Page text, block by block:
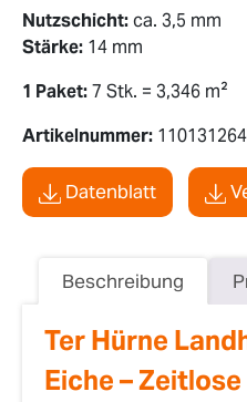
Nutzschicht:ca. 3,5 mm
Stärke: 14 mm
1 Paket:7 Stk. = 3,346 m²
Artikelnummer:
Datenblatt
Beschreibung
Ter Hürne
Eiche –